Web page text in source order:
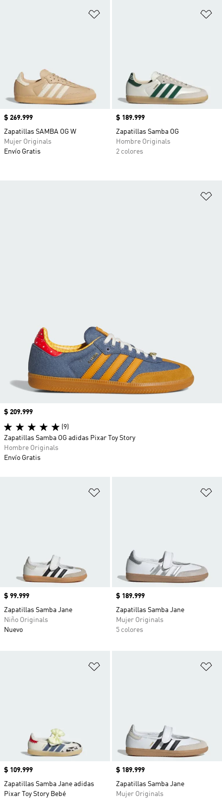
Precio
$ 269.999
Zapatillas SAMBA OG W
Mujer Originals
Envío Gratis
Precio
$ 189.999
Zapatillas Samba OG
Hombre Originals
2 colores
Precio
$ 99.999
Zapatillas Samba Jane
Niño Originals
Nuevo
Precio
$ 189.999
Zapatillas Samba Jane
Mujer Originals
5 colores
Precio
$ 109.999
Zapatillas Samba Jane adidas
Pixar Toy Story Bebé
Precio
$ 189.999
Zapatillas Samba Jane
Mujer Originals
Precio
$ 209.999
(9)
Zapatillas Samba OG adidas Pixar Toy Story
Hombre Originals
Envío Gratis